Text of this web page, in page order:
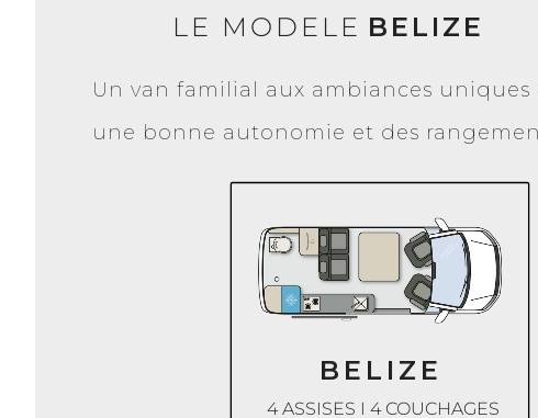
Un van familial aux ambiances uniques
une bonne autonomie et des
LE MODELE BELIZE
4 ASSISES I 4 COUCHAGES
BELIZE